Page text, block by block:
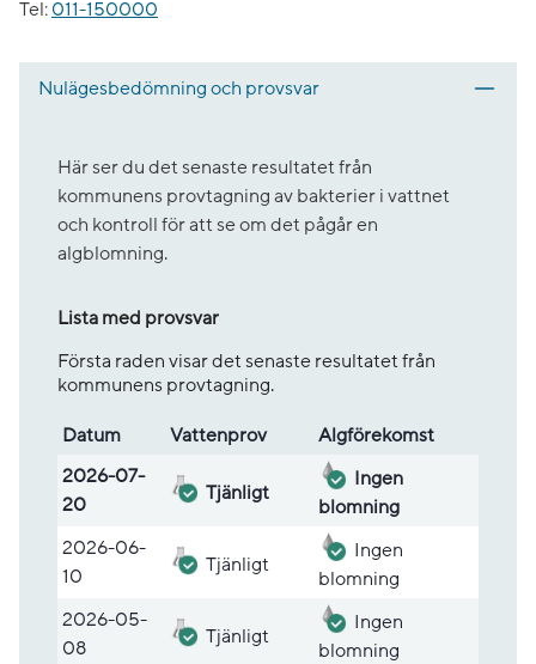
Tel: 011-150000
Nulägesbedömning och provsvar
Här ser du det senaste resultatet från
kommunens provtagning av bakterier i vattnet
och kontroll för att se om det pågår en
algblomning.
Lista med provsvar
Första raden visar det senaste resultatet från
kommunens provtagning.
Lista med provsvar
Datum Vatten­prov
Alg­före­komst
2026-07-
20
Tjänligt
Ingen
blomning
2026-06-
10
Tjänligt
Ingen
blomning
2026-05-
08
Tjänligt
Ingen
blomning